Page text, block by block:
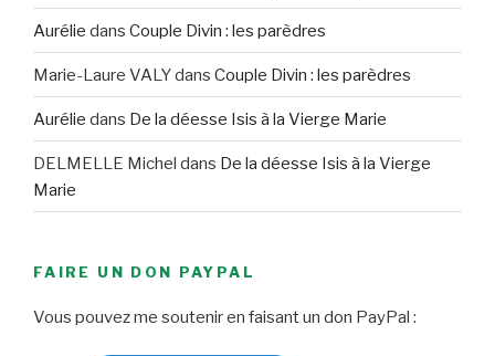
Aurélie dans Couple Divin : les parèdres
Marie-Laure VALYdans Couple Divin : les parèdres
Aurélie dans De la déesse Isis à la Vierge Marie
DELMELLE Michel dans De la déesse Isis à la Vierge
Marie
FAIRE UN DON PAYPAL
Vous pouvez me soutenir en faisant un don PayPal :